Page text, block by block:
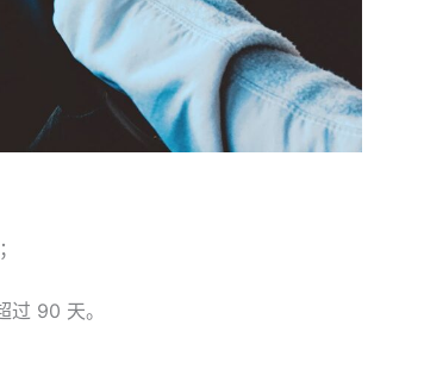
过 90 天。